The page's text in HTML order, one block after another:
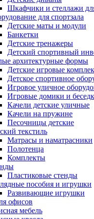
Шкафчики и стеллажи
для спортзала
Детские маты и модули
Банкетки
Детские тренажеры
Детский спортивный
архитектурные формы
Детские игровые
Детское спортивное
Игровое уличное
Игровые домики и
Качели детские уличные
Качели на пружине
Песочницы детские
текстиль
Матрасы и наматрасники
Полотенца
Комплекты
Пластиковые стенды
пособия и игрушки
Развивающие игрушки
офисов
мебель